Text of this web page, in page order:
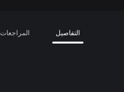
التفاصيل المراجعات